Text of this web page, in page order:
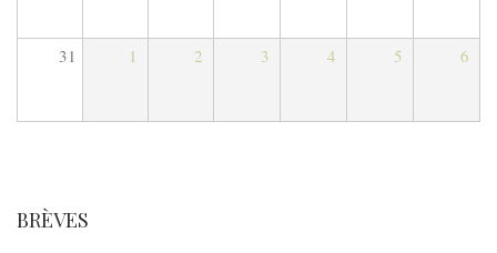
31 1 2 3 4 5 6
BRÈVES